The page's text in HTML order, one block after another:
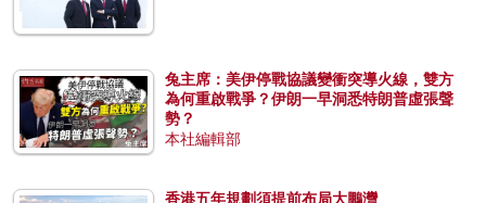
兔主席：美伊停戰協議變衝突導火線，雙方
為何重啟戰爭？伊朗一早洞悉特朗普虛張聲
勢？
本社編輯部
香港五年規劃須提前布局大鵬灣